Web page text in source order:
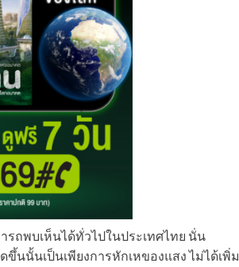
ถพบเห็นได้ทั่วไปในประเทศไทย นั่น
นนั้นเป็นเพียงการหักเหของแสง ไม่ได้เพิ่ม